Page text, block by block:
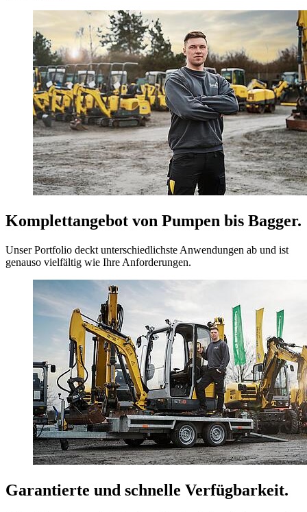
Komplettangebot von Pumpen bis Bagger.
Unser Portfolio deckt unterschiedlichste Anwendungen ab und ist
genauso vielfältig wie Ihre Anforderungen.
Garantierte und schnelle Verfügbarkeit.